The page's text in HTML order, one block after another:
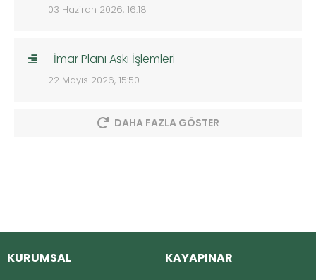
03 Haziran 2026, 16:18
İmar Planı Askı İşlemleri
22 Mayıs 2026, 15:50
DAHA FAZLA GÖSTER
KURUMSAL KAYAPINAR